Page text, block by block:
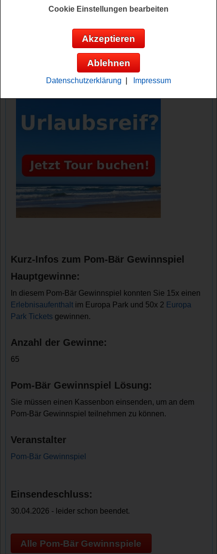
Erlebnisaufenthalt im Europa Park und
50x 2 Europa Park Tickets
Anzeige:
Kurz-Infos zum Pom-Bär Gewinnspiel
Hauptgewinne:
In diesem Pom-Bär Gewinnspiel konnten Sie 15x einen
Erlebnisaufenthalt im Europa Park und 50x 2 Europa
Park Tickets gewinnen.
Anzahl der Gewinne:
65
Pom-Bär Gewinnspiel Lösung:
Sie müssen einen Kassenbon einsenden, um an dem
Pom-Bär Gewinnspiel teilnehmen zu können.
Veranstalter
Pom-Bär Gewinnspiel
Einsendeschluss:
30.04.2026 - leider schon beendet.
Alle Pom-Bär Gewinnspiele
Cookie Einstellungen bearbeiten
Akzeptieren
Ablehnen
Datenschutzerklärung Impressum